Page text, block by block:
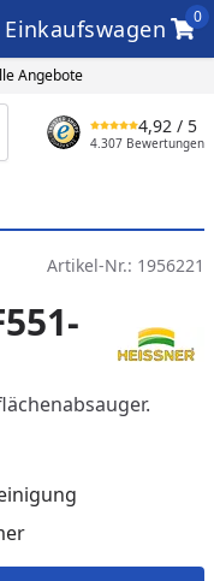
Angebote
Einkaufswagen
0
Einkaufswagen
suchen
4,92 / 5
4.307 Bewertungen
Artikel-Nr.: 1956221